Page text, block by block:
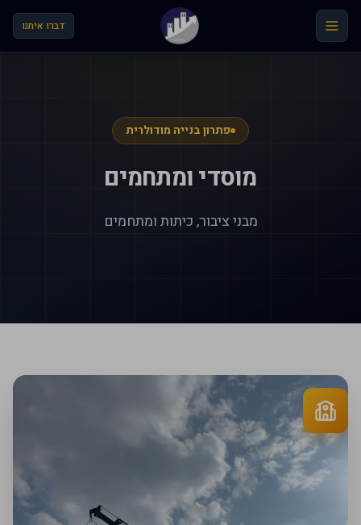
דלג לתוכן הראשי
דברו איתנו
פתרון בנייה מודולרית
מוסדי ומתחמים
מבני ציבור, כיתות ומתחמים